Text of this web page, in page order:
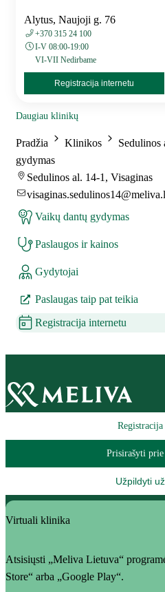
Alytus, Naujoji g. 76
+370 315 24 100
I-V 08:00-19:00
VI-VII Nedirbame
Registracija internetu
Daugiau klinikų
Pradžia Klinikos Sedulinos
gydymas
Sedulinos al. 14-1, Visaginas
Vaikų dantų gydymas
Paslaugos ir kainos
Gydytojai
Paslaugas taip pat teikia
Registracija internetu
Prisirašyti
Užpildyti
Virtuali klinika
Atsisiųsti „Meliva Lietuva“
Store“ arba „Google Play“.